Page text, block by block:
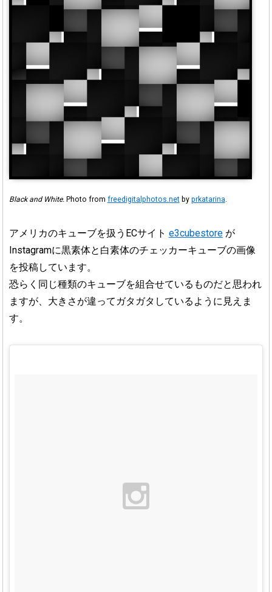
Black and White.Photo from freedigitalphotos.netby prkatarina.
アメリカのキューブを扱うECサイト e3cubestoreが
Instagramに黒素体と白素体のチェッカーキューブの画像
を投稿しています。
恐らく同じ種類のキューブを組合せているものだと思われ
ますが、大きさが違ってガタガタしているように見えま
す。